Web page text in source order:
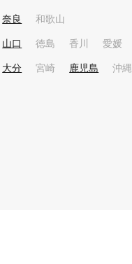
奈良 和歌山
山口 徳島 香川 愛媛
大分 宮崎 鹿児島 沖縄